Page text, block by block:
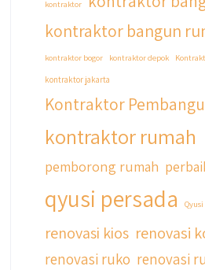
kontraktor
kontraktor bangun
kontraktor bogor kontraktor depok
kontraktor jakarta
Kontraktor
kontraktor rumah
pemborong rumah
qyusi persada
renovasi kios renovasi
renovasi ruko renovasi